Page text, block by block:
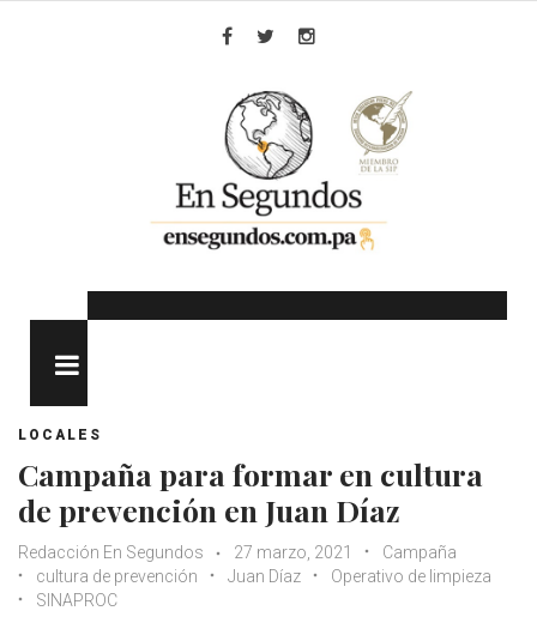
LOCALES
Campaña para formar en cultura
de prevención en Juan Díaz
Redacción En Segundos 27 marzo, 2021
Campaña
cultura de prevención
Juan Díaz
Operativo de limpieza
SINAPROC